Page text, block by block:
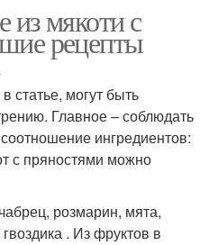
из мякоти с
рецепты
статье, могут быть
Главное – соблюдать
ингредиентов:
с пряностями можно
розмарин, мята,
. Из фруктов в